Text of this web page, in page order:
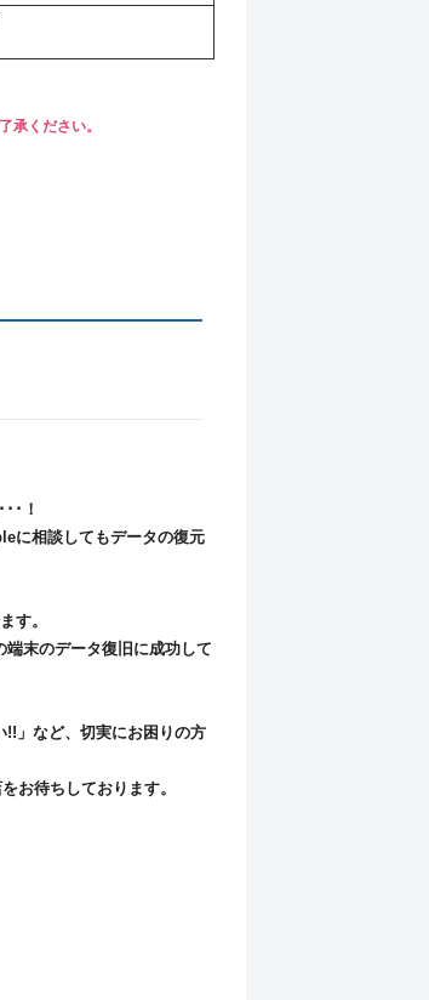
承ください。
･！
に相談してもデータの復元
す。
末のデータ復旧に成功して
!!」など、切実にお困りの方
お待ちしております。